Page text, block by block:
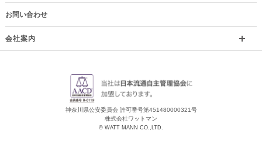
お問い合わせ
会社案内
神奈川県公安委員会 許可番号第451480000321号
株式会社ワットマン
© WATT MANN CO.,LTD.